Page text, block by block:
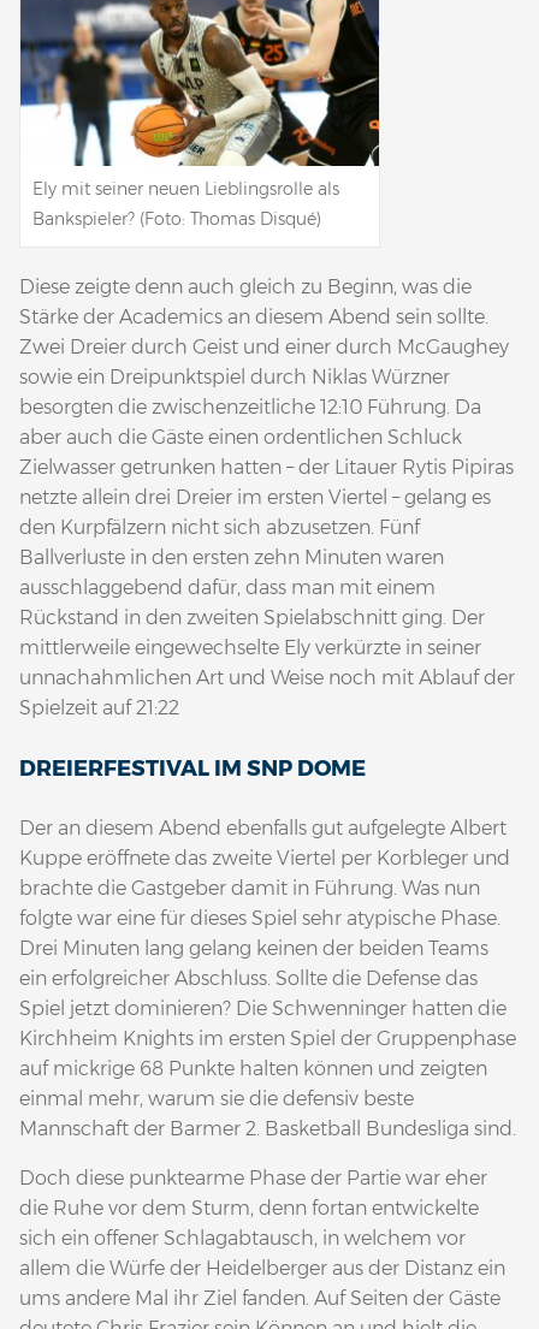
Ely mit seiner neuen Lieblingsrolle als
Bankspieler? (Foto: Thomas Disqué)
Diese zeigte denn auch gleich zu Beginn, was die
Stärke der Academics an diesem Abend sein sollte.
Zwei Dreier durch Geist und einer durch McGaughey
sowie ein Dreipunktspiel durch Niklas Würzner
besorgten die zwischenzeitliche 12:10 Führung. Da
aber auch die Gäste einen ordentlichen Schluck
Zielwasser getrunken hatten – der Litauer Rytis Pipiras
netzte allein drei Dreier im ersten Viertel – gelang es
den Kurpfälzern nicht sich abzusetzen. Fünf
Ballverluste in den ersten zehn Minuten waren
ausschlaggebend dafür, dass man mit einem
Rückstand in den zweiten Spielabschnitt ging. Der
mittlerweile eingewechselte Ely verkürzte in seiner
unnachahmlichen Art und Weise noch mit Ablauf der
Spielzeit auf 21:22
DREIERFESTIVAL IM SNP DOME
Der an diesem Abend ebenfalls gut aufgelegte Albert
Kuppe eröffnete das zweite Viertel per Korbleger und
brachte die Gastgeber damit in Führung. Was nun
folgte war eine für dieses Spiel sehr atypische Phase.
Drei Minuten lang gelang keinen der beiden Teams
ein erfolgreicher Abschluss. Sollte die Defense das
Spiel jetzt dominieren? Die Schwenninger hatten die
Kirchheim Knights im ersten Spiel der Gruppenphase
auf mickrige 68 Punkte halten können und zeigten
einmal mehr, warum sie die defensiv beste
Mannschaft der Barmer 2. Basketball Bundesliga sind.
Doch diese punktearme Phase der Partie war eher
die Ruhe vor dem Sturm, denn fortan entwickelte
sich ein offener Schlagabtausch, in welchem vor
allem die Würfe der Heidelberger aus der Distanz ein
ums andere Mal ihr Ziel fanden. Auf Seiten der Gäste